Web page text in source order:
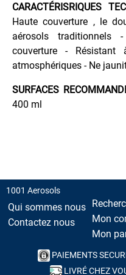
CARACTÉRISRIQUES
Haute couverture , le
aérosols traditionnels
couverture -
atmosphériques - Ne
SURFACES
400 ml
Traceur
Sol
Permanent
Traceur
Sol
PROTECTION
1001 Aerosols
Qui sommes nous
Contactez nous
Mon
Mon
PAIEMENTS
LIVRÉ CHEZ